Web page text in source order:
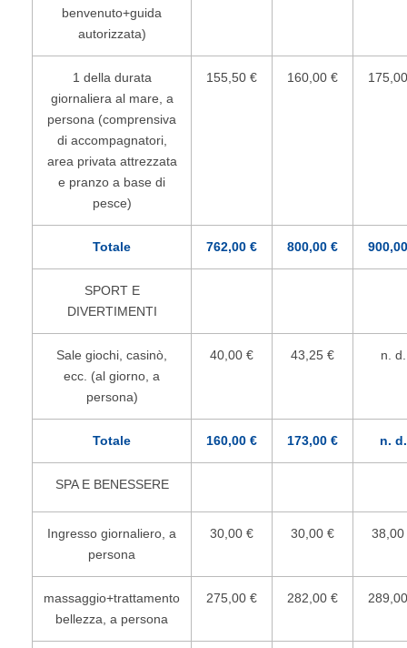
benvenuto+guida
autorizzata)
1 della durata
giornaliera al mare, a
persona (comprensiva
di accompagnatori,
area privata attrezzata
e pranzo a base di
pesce)
155,50 € 160,00 €
Totale 762,00 € 800,00 €
SPORT E
DIVERTIMENTI
Sale giochi, casinò,
ecc. (al giorno, a
persona)
40,00 € 43,25 € n. d.
Totale 160,00 € 173,00 € n. d.
SPA E BENESSERE
Ingresso giornaliero, a
persona
30,00 € 30,00 € 38,00
massaggio+trattamento
bellezza, a persona
275,00 € 282,00 €